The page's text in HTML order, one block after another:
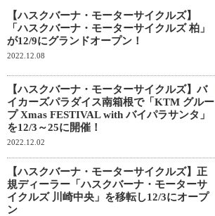
【ハスクバーナ・モーターサイクルズ】
「ハスクバーナ・モーターサイクルズ 柏」
が12/9にグランドオープン！
2022.12.08
【ハスクバーナ・モーターサイクルズ】バ
イカーズパラダイス南箱根で「KTM グルー
プ Xmas FESTIVAL with バイパラサンタ」
を12/3～25に開催！
2022.12.02
【ハスクバーナ・モーターサイクルズ】正
規ディーラー「ハスクバーナ・モーターサ
イクルズ 川崎中央」を移転し12/3にオープ
ン